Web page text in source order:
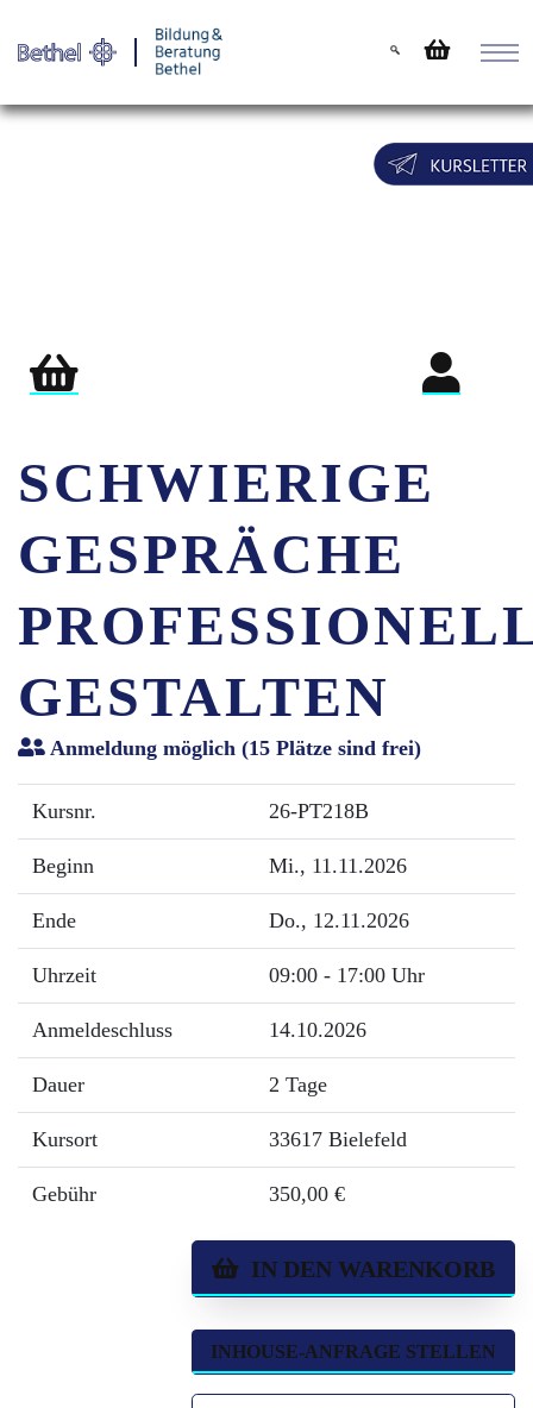
SCHWIERIGE
GESPRÄCHE
GESTALTEN
Anmeldung möglich (15 Plätze sind frei)
Kursnr. 26-PT218B
Beginn Mi., 11.11.2026
Ende Do., 12.11.2026
Uhrzeit 09:00 - 17:00 Uhr
Anmeldeschluss 14.10.2026
Dauer 2 Tage
Kursort 33617 Bielefeld
Gebühr 350,00 €
IN DEN WARENKORB
INHOUSE-ANFRAGE STELLEN